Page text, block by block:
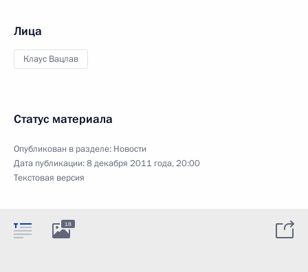
Лица
Клаус Вацлав
Статус материала
Опубликован в разделе: Новости
Дата публикации:8 декабря 2011 года, 20:00
Текстовая версия
18